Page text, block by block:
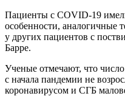
Пациенты с COVID-19
особенности, аналогичные
у других пациентов с
Барре.
Ученые отмечают, что
с начала пандемии не
коронавирусом и СГБ